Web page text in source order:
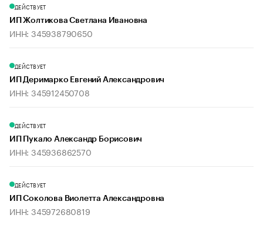
ДЕЙСТВУЕТ
ИП Жолтикова Светлана Ивановна
ИНН: 345938790650
ДЕЙСТВУЕТ
ИП Деримарко Евгений Александрович
ИНН: 345912450708
ДЕЙСТВУЕТ
ИП Пукало Александр Борисович
ИНН: 345936862570
ДЕЙСТВУЕТ
ИП Соколова Виолетта Александровна
ИНН: 345972680819